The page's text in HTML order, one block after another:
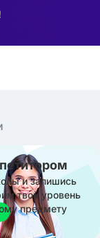
и запишись
твой уровень
предмету